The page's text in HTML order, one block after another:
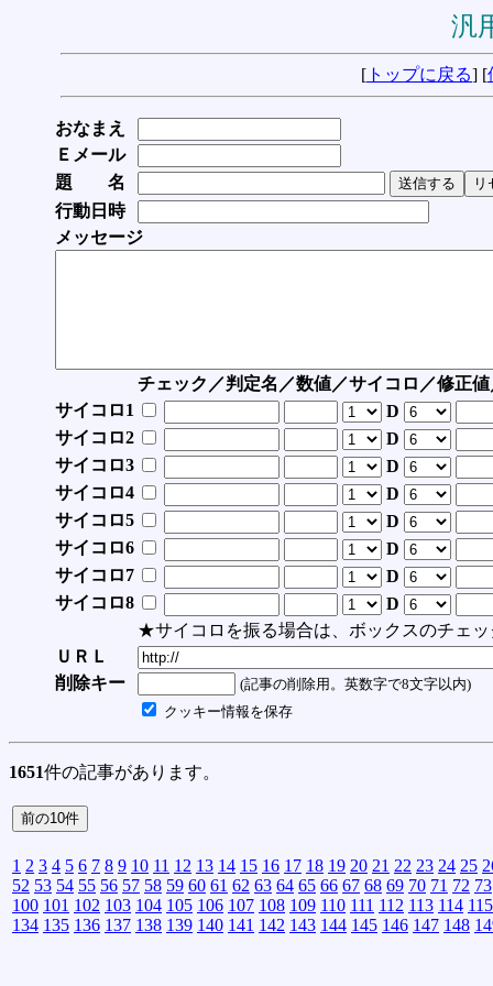
汎
[ トップに戻る] [
おなまえ
Ｅメール
題 名
行動日時
メッセージ
チェック／判定名／数値／サイコロ／修正
サイコロ1
D
サイコロ2
D
サイコロ3
D
サイコロ4
D
サイコロ5
D
サイコロ6
D
サイコロ7
D
サイコロ8
D
★サイコロを振る場合は、ボックスのチェッ
ＵＲＬ
削除キー
(記事の削除用。英数字で8文字以内)
クッキー情報を保存
1651件の記事があります。
1 2 3 4 5 6 7 8 9 10 11 12 13 14 15 16 17 18 19 20 21 22 23 24 25
52 53 54 55 56 57 58 59 60 61 62 63 64 65 66 67 68 69 70 71 72 73
100 101 102 103 104 105 106 107 108 109 110 111 112 113 114 115
134 135 136 137 138 139 140 141 142 143 144 145 146 147 148